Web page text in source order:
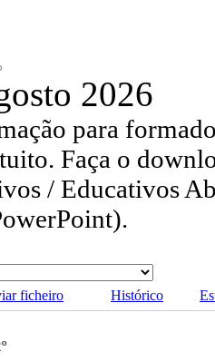
2026
para
Faça o
/ Educativos
ficheiro Histórico